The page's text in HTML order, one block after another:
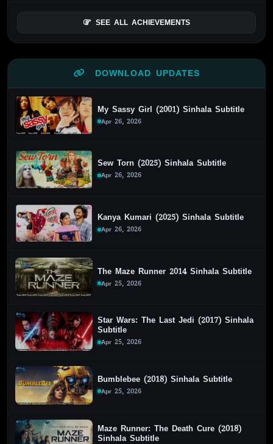
SEE ALL ACHIEVEMENTS
DOWNLOAD UPDATES
My Sassy Girl (2001) Sinhala Subtitle
Apr 26, 2026
Sew Torn (2025) Sinhala Subtitle
Apr 26, 2026
Kanya Kumari (2025) Sinhala Subtitle
Apr 26, 2026
The Maze Runner 2014 Sinhala Subtitle
Apr 25, 2026
Star Wars: The Last Jedi (2017) Sinhala
Subtitle
Apr 25, 2026
Bumblebee (2018) Sinhala Subtitle
Apr 25, 2026
Maze Runner: The Death Cure (2018)
Sinhala Subtitle